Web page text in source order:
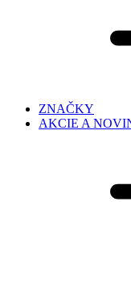
ZNAČKY
AKCIE A